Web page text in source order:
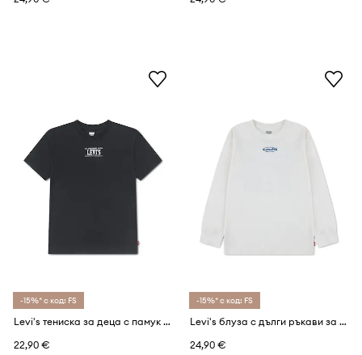
-15%* с код: FS
Levi's тениска за деца с памук REV THE ENGINE TEE
22,90 €
-15%* с код: FS
Levi's блуза с дълги ръкави за деца с памук HERITAGE LOGOS TEE
24,90 €